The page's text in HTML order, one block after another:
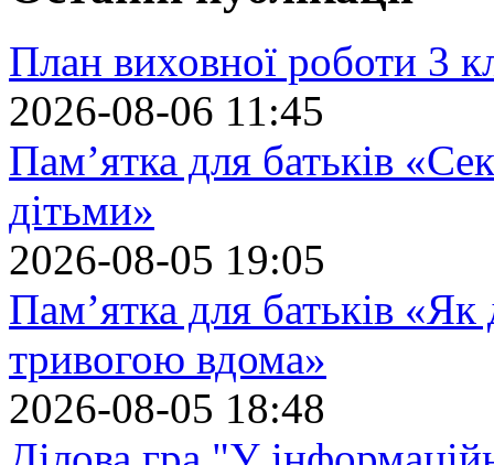
План виховної роботи 3
2026-08-06 11:45
Пам’ятка для батьків
дітьми»
2026-08-05 19:05
Пам’ятка для батьків
тривогою вдома»
2026-08-05 18:48